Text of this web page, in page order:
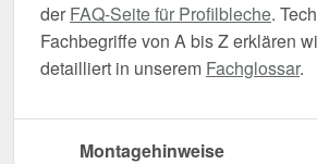
der FAQ-Seite für Profilbleche.
Fachbegriffe von A bis Z erklären
detailliert in unserem Fachglossar.
Montagehinweise